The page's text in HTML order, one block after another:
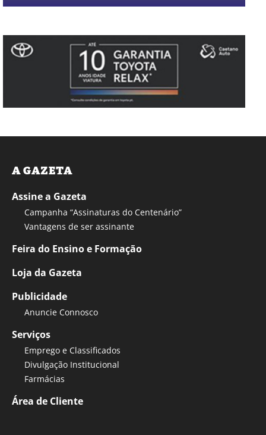
A GAZETA
Assine a Gazeta
Campanha “Assinaturas do Centenário”
Vantagens de ser assinante
Feira do Ensino e Formação
Loja da Gazeta
Publicidade
Anuncie Connosco
Serviços
Emprego e Classificados
Divulgação Institucional
Farmácias
Área de Cliente